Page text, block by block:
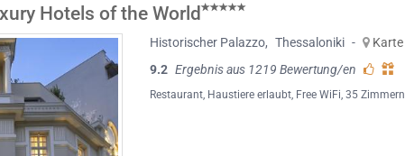
Hotels of the World
Historischer Palazzo, Thessaloniki -
Karte
9.2 Ergebnis aus 1219 Bewertung/en
Restaurant, Haustiere erlaubt, Free WiFi, 35 Zimmern